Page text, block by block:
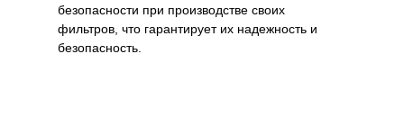
безопасности при производстве своих
фильтров, что гарантирует их надежность и
безопасность.